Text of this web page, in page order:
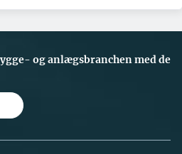
og anlægsbranchen med de